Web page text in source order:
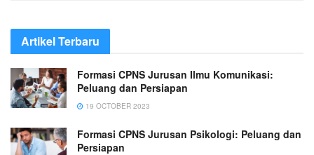
Artikel Terbaru
Formasi CPNS Jurusan Ilmu Komunikasi:
Peluang dan Persiapan
19 OCTOBER 2023
Formasi CPNS Jurusan Psikologi: Peluang dan
Persiapan